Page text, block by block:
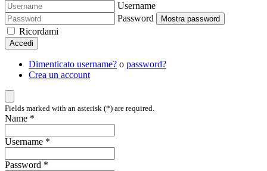
Username
Password
Mostra password
Ricordami
Accedi
Dimenticato username? o password?
Crea un account
Fields marked with an asterisk (*) are required.
Name *
Username *
Password *